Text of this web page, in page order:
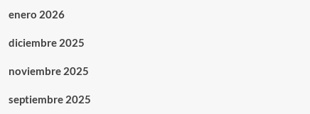
enero 2026
diciembre 2025
noviembre 2025
septiembre 2025